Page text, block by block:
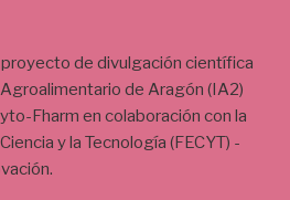
de divulgación científica
de Aragón (IA2)
Fharm en colaboración con la
y la Tecnología (FECYT) -